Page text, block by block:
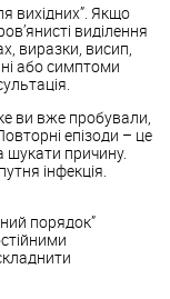
вихідних”. Якщо
виділення
виразки, висип,
або симптоми
ви вже пробували,
епізоди – це
шукати причину.
інфекція.
порядок”